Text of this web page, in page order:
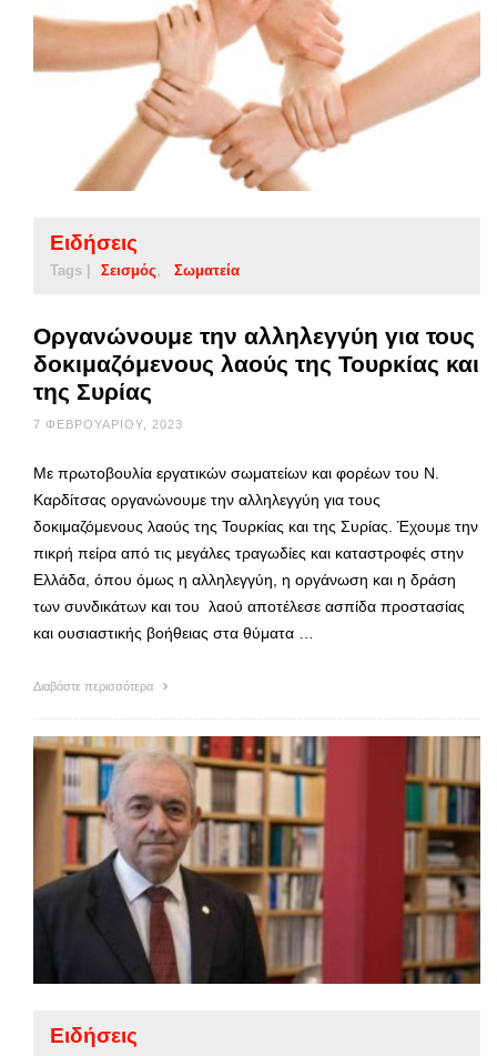
Ειδήσεις
Tags | Σεισμός Σωματεία
Οργανώνουμε την αλληλεγγύη για τους
δοκιμαζόμενους λαούς της Τουρκίας και
της Συρίας
7 ΦΕΒΡΟΥΑΡΊΟΥ, 2023
Με πρωτοβουλία εργατικών σωματείων και φορέων του Ν.
Καρδίτσας οργανώνουμε την αλληλεγγύη για τους
δοκιμαζόμενους λαούς της Τουρκίας και της Συρίας. Έχουμε την
πικρή πείρα από τις μεγάλες τραγωδίες και καταστροφές στην
Ελλάδα, όπου όμως η αλληλεγγύη, η οργάνωση και η δράση
των συνδικάτων και του λαού αποτέλεσε ασπίδα προστασίας
και ουσιαστικής βοήθειας στα θύματα …
Διαβάστε περισσότερα
Ειδήσεις